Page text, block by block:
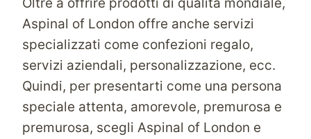
Aspinal of London offre anche servizi
specializzati come confezioni regalo,
servizi aziendali, personalizzazione, ecc.
Quindi, per presentarti come una persona
speciale attenta, amorevole, premurosa e
premurosa, scegli Aspinal of London e